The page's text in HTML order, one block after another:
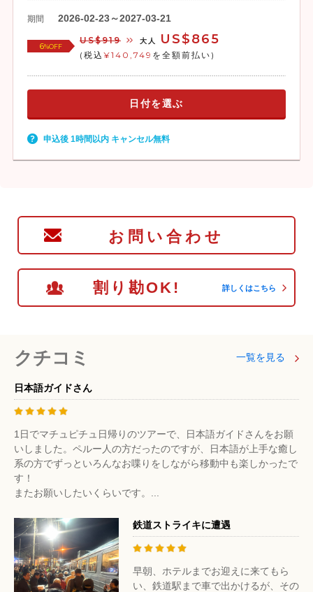
期間 2026-02-23～2027-03-21
6%OFF
US$919 大人 US$865
(税込 ¥140,749 を全額前払い)
日付を選ぶ
申込後 1時間以内 キャンセル無料
お問い合わせ
割り勘OK! 詳しくはこちら
クチコミ 一覧を見る
日本語ガイドさん
1日でマチュピチュ日帰りのツアーで、日本語ガイドさんをお願
いしました。ペルー人の方だったのですが、日本語が上手な癒し
系の方でずっといろんなお喋りをしながら移動中も楽しかったで
す！
またお願いしたいくらいです。...
鉄道ストライキに遭遇
早朝、ホテルまでお迎えに来てもら
い、鉄道駅まで車で出かけるが、その